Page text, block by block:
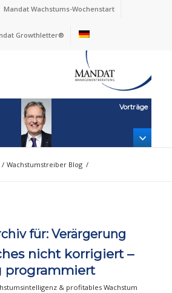
Mandat Wachstums-Wochenstart
Growthletter®
Vorträge
/ Wachstumstreiber Blog /
für: Verärgerung
nicht korrigiert –
programmiert
& profitables Wachstum